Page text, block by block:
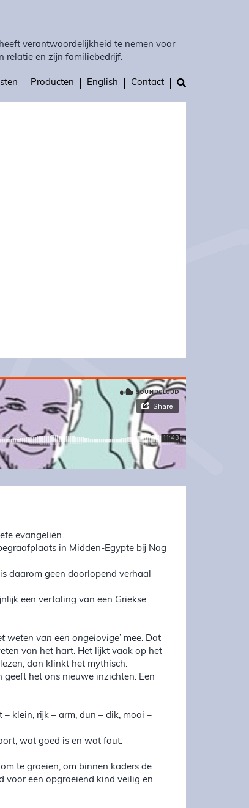
verantwoordelijkheid te nemen voor
relatie en zijn familiebedrijf.
Producten English Contact
evangeliën.
in Midden-Egypte bij Nag
daarom geen doorlopend verhaal
een vertaling van een Griekse
weten van een ongelovige’ mee. Dat
van het hart. Het lijkt vaak op het
dan klinkt het mythisch.
het ons nieuwe inzichten. Een
klein, rijk – arm, dun – dik, mooi –
wat goed is en wat fout.
te groeien, om binnen kaders de
voor een opgroeiend kind veilig en